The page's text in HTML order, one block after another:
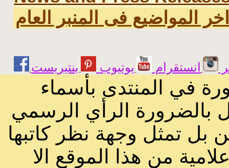
اخر المواضيع فى المنبر العام
انستقرام يوتيوب
في المنتدى بأسماء
بالضرورة الرأي الرسمي
بل تمثل وجهة نظر كاتبها
من هذا الموقع الا